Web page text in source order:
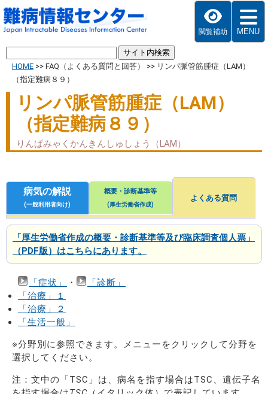
閲覧補助 MENU
HOME >> FAQ（よくある質問と回答） >> リンパ脈管筋腫症（LAM）
（指定難病８９）
リンパ脈管筋腫症（LAM）
（指定難病８９）
りんぱみゃくかんきんしゅしょう（LAM）
病気の解説
(一般利用者向け)
概要・診断基準等
(厚生労働省作成)
よくある質問
「厚生労働省作成の概要・診断基準等及び臨床調査個人票」
（PDF版）はこちらにあります。
「症状」 ・
「診断」
「治療」１
「治療」２
「生活一般」
※分野別に参照できます。メニューをクリックして分野を
選択してください。
注：文中の「TSC」は、病名を指す場合はTSC、遺伝子名